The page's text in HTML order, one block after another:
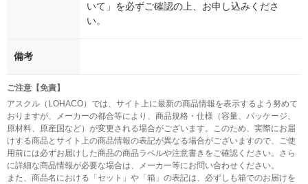
いて」を必ずご確認の上、お申し込みくださ
い。
備考
ご注意【免責】
アスクル（LOHACO）では、サイト上に最新の商品情報を表示するよう努めて
おりますが、メーカーの都合等により、商品規格・仕様（容量、パッケージ、
原材料、原産国など）が変更される場合がございます。このため、実際にお届
けする商品とサイト上の商品情報の表記が異なる場合がございますので、ご使
用前には必ずお届けした商品の商品ラベルや注意書きをご確認ください。さら
に詳細な商品情報が必要な場合は、メーカー等にお問い合わせください。
また、商品名における「セット」や「箱」の表記は、必ずしも箱でのお届けを